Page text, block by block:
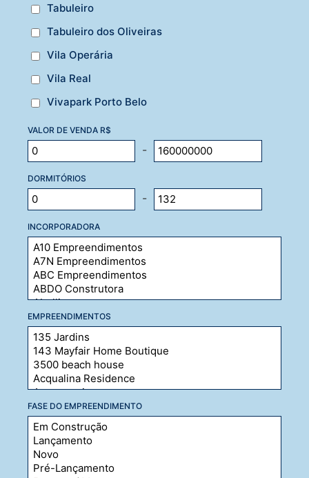
Tabuleiro
Tabuleiro dos Oliveiras
Vila Operária
Vila Real
Vivapark Porto Belo
VALOR DE VENDA R$
-
DORMITÓRIOS
-
INCORPORADORA
EMPREENDIMENTOS
FASE DO EMPREENDIMENTO